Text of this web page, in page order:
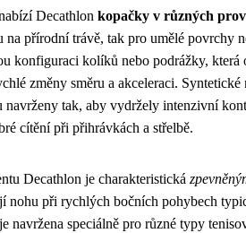
Decathlon kopačky v různých
na přírodní trávě, tak pro umělé povrchy
konfiguraci kolíků nebo podrážky, která
změny směru a akceleraci. Syntetické
navrženy tak, aby vydržely intenzivní
cítění při přihrávkách a střelbě.
Decathlon je charakteristická
nohu při rychlých bočních pohybech
navržena speciálně pro různé typy